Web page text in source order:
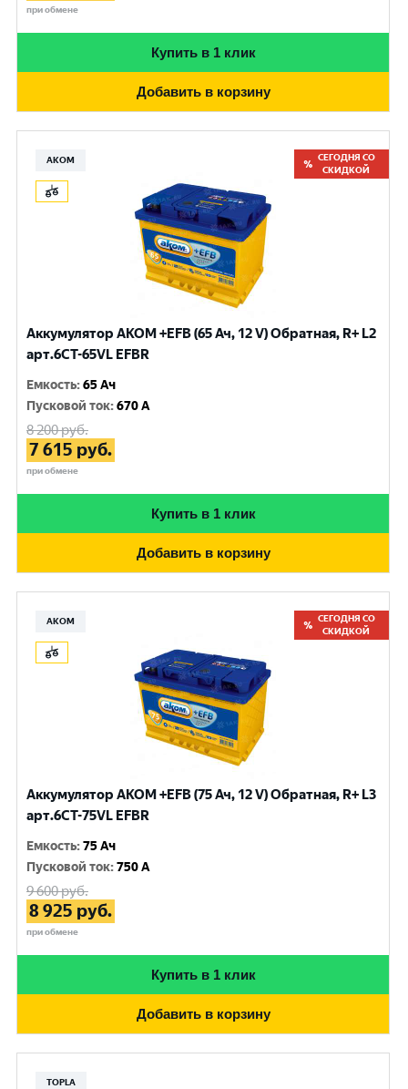
при обмене
Купить в 1 клик
Добавить в корзину
АКОМ
СЕГОДНЯ СО
СКИДКОЙ
Аккумулятор AKOM +EFB (65 Ач, 12 V) Обратная, R+ L2
арт.6CT-65VL EFBR
Емкость:65 Ач
Пусковой ток:670 A
8 200руб.
7 615 руб.
при обмене
Купить в 1 клик
Добавить в корзину
АКОМ
СЕГОДНЯ СО
СКИДКОЙ
Аккумулятор AKOM +EFB (75 Ач, 12 V) Обратная, R+ L3
арт.6СТ-75VL EFBR
Емкость:75 Ач
Пусковой ток:750 A
9 600руб.
8 925 руб.
при обмене
Купить в 1 клик
Добавить в корзину
TOPLA